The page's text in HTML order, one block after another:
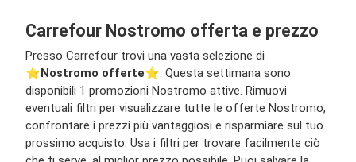
Carrefour Nostromo offerta e prezzo
Presso Carrefour trovi una vasta selezione di
⭐️Nostromo offerte⭐️. Questa settimana sono
disponibili 1 promozioni Nostromo attive. Rimuovi
eventuali filtri per visualizzare tutte le offerte Nostromo,
confrontare i prezzi più vantaggiosi e risparmiare sul tuo
prossimo acquisto. Usa i filtri per trovare facilmente ciò